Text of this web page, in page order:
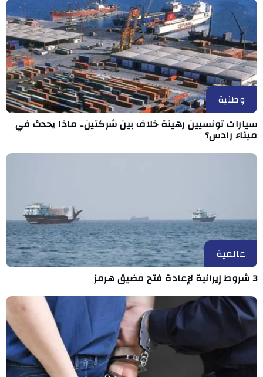
وطنية
سيارات تونسيين رهينة خلاف بين شركتين.. ماذا يحدث في
ميناء رادس؟
عالمية
3 شروط إيرانية لإعادة فتح مضيق هرمز